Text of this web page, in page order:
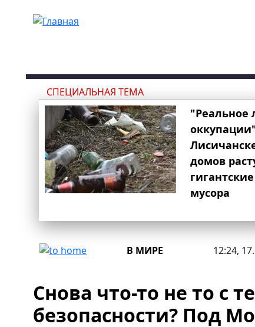
СПЕЦИАЛЬНАЯ ТЕМА
"Реальное
домов
мусора
В МИРЕ 12:24,
Снова что-то не то с
безопасности? Под